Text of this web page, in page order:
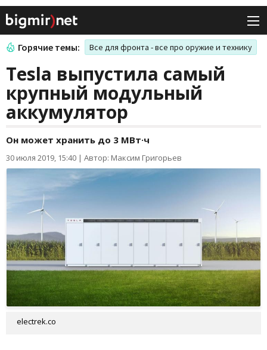
Горячие темы: Все для фронта - все про оружие и технику
Tesla выпустила самый
крупный модульный
аккумулятор
Он может хранить до 3 МВт·ч
30 июля 2019, 15:40 | Автор: Максим Григорьев
electrek.co